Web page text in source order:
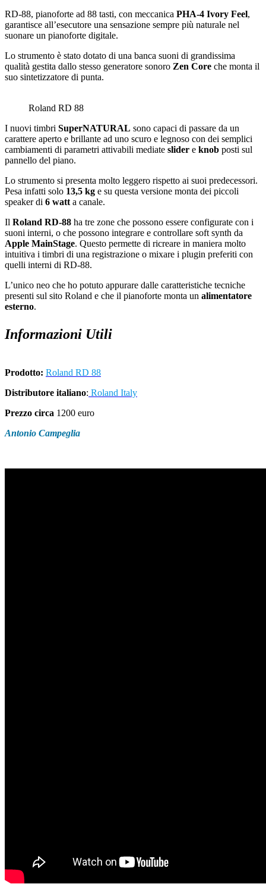
RD-88, pianoforte ad 88 tasti, con meccanica PHA-4 Ivory Feel,
garantisce all’esecutore una sensazione sempre più naturale nel
suonare un pianoforte digitale.
Lo strumento è stato dotato di una banca suoni di grandissima
qualità gestita dallo stesso generatore sonoro Zen Core che monta il
suo sintetizzatore di punta.
Roland RD 88
I nuovi timbri SuperNATURAL sono capaci di passare da un
carattere aperto e brillante ad uno scuro e legnoso con dei semplici
cambiamenti di parametri attivabili mediate slider e knob posti sul
pannello del piano.
Lo strumento si presenta molto leggero rispetto ai suoi predecessori.
Pesa infatti solo 13,5 kg e su questa versione monta dei piccoli
speaker di 6 watt a canale.
Il Roland RD-88 ha tre zone che possono essere configurate con i
suoni interni, o che possono integrare e controllare soft synth da
Apple MainStage. Questo permette di ricreare in maniera molto
intuitiva i timbri di una registrazione o mixare i plugin preferiti con
quelli interni di RD-88.
L’unico neo che ho potuto appurare dalle caratteristiche tecniche
presenti sul sito Roland e che il pianoforte monta un alimentatore
esterno.
Informazioni Utili
Prodotto: Roland RD 88
Distributore italiano: Roland Italy
Prezzo circa 1200 euro
Antonio Campeglia